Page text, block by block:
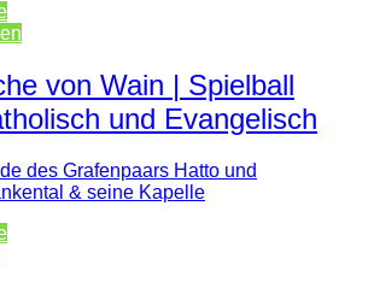
von Wain | Spielball
und Evangelisch